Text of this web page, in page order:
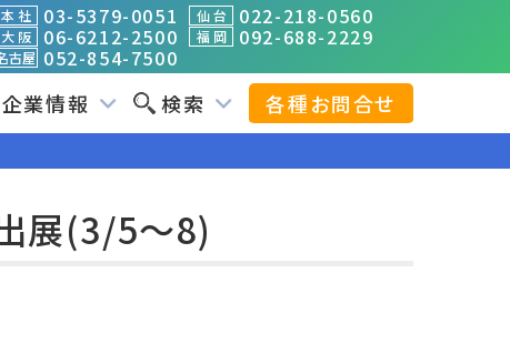
本 社 03-5379-0051 仙 台 022-218-0560
大 阪 06-6212-2500 福 岡 092-688-2229
古屋 052-854-7500
企業情報 検索 各種お問合せ
展(3/5～8)